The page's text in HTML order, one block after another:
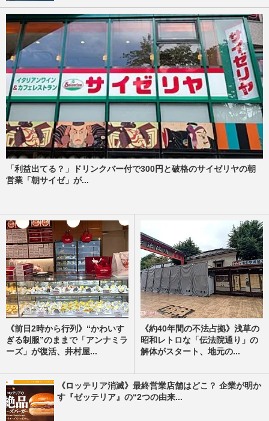
「利益出てる？」ドリンクバー付で300円と破格のサイゼリヤの朝
営業「朝サイゼ」が...
《前日2時から行列》“かわいす
ぎる制服”のままで「アンナミラ
ーズ」が復活、井村屋...
《約40年間の不法占拠》浅草の
昭和レトロな「伝法院通り」の
解体がスタート、地元の...
《ロッテリア消滅》最終営業店舗はどこ？ 企業が明か
す『ゼッテリア』の“2つの由来...